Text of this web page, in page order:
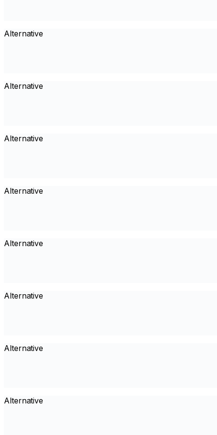
Alternative
Alternative
Alternative
Alternative
Alternative
Alternative
Alternative
Alternative